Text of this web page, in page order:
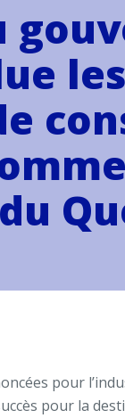
pour
pour la